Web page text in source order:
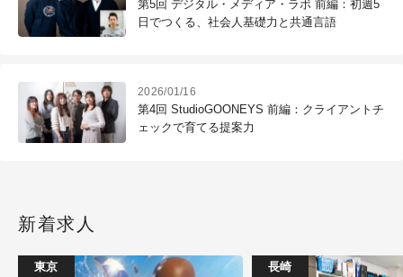
第5回 デジタル・メディア・ラボ 前編：初週5
日でつくる、社会人基礎力と共通言語
2026/01/16
第4回 StudioGOONEYS 前編：クライアントチ
ェックで育てる提案力
新着求人
東京 長崎